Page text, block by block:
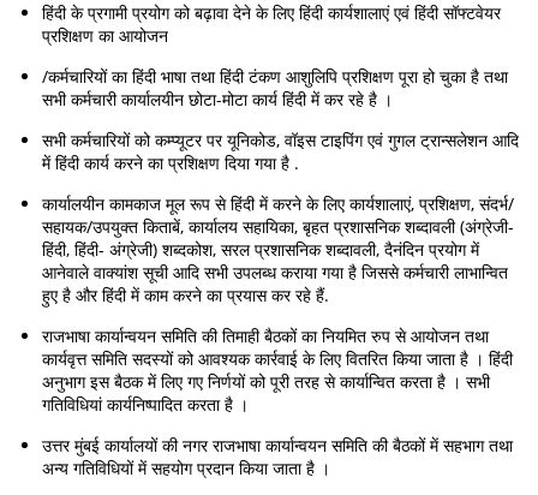
हिंदी के प्रगामी प्रयोग को बढ़ावा देने के लिए हिंदी कार्यशालाएं एवं हिंदी सॉफ्टवेयर
प्रशिक्षण का आयोजन
/कर्मचारियों का हिंदी भाषा तथा हिंदी टंकण आशुलिपि प्रशिक्षण पूरा हो चुका है तथा
सभी कर्मचारी कार्यालयीन छोटा-मोटा कार्य हिंदी में कर रहे है ।
सभी कर्मचारियों को कम्प्यूटर पर यूनिकोड, वॉइस टाइपिंग एवं गुगल ट्रान्सलेशन आदि
में हिंदी कार्य करने का प्रशिक्षण दिया गया है .
कार्यालयीन कामकाज मूल रूप से हिंदी में करने के लिए कार्यशालाएं, प्रशिक्षण, संदर्भ/
सहायक/उपयुक्त किताबें, कार्यालय सहायिका, बृहत प्रशासनिक शब्दावली (अंग्रेजी-
हिंदी, हिंदी- अंग्रेजी) शब्दकोश, सरल प्रशासनिक शब्दावली, दैनंदिन प्रयोग में
आनेवाले वाक्यांश सूची आदि सभी उपलब्ध कराया गया है जिससे कर्मचारी लाभान्वित
हुए है और हिंदी में काम करने का प्रयास कर रहे हैं.
राजभाषा कार्यान्वयन समिति की तिमाही बैठकों का नियमित रुप से आयोजन तथा
कार्यवृत्त समिति सदस्यों को आवश्यक कार्रवाई के लिए वितरित किया जाता है । हिंदी
अनुभाग इस बैठक में लिए गए निर्णयों को पूरी तरह से कार्यान्वित करता है । सभी
गतिविधियां कार्यनिष्पादित करता है ।
उत्तर मुंबई कार्यालयों की नगर राजभाषा कार्यान्वयन समिति की बैठकों में सहभाग तथा
अन्य गतिविधियों में सहयोग प्रदान किया जाता है ।